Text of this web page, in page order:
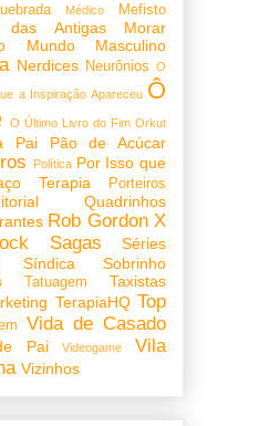
Médico Mefisto
das Antigas
Morar
Mundo Masculino
Nerdices Neurônios O
a Inspiração Apareceu Ô
O Último Livro do Fim Orkut
Pai Pão de Acúcar
Política Por Isso que
Terapia
Porteiros
Quadrinhos
Rob Gordon X
Sagas
Séries
Síndica
Sobrinho
Tatuagem
Taxistas
TerapiaHQ Top
Vida de Casado
Pai Videogame
Vila
Vizinhos